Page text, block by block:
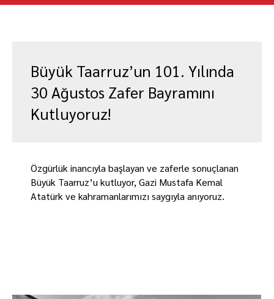
Büyük Taarruz’un 101. Yılında
30 Ağustos Zafer Bayramını
Kutluyoruz!
Özgürlük inancıyla başlayan ve zaferle sonuçlanan
Büyük Taarruz’u kutluyor, Gazi Mustafa Kemal
Atatürk ve kahramanlarımızı saygıyla anıyoruz.